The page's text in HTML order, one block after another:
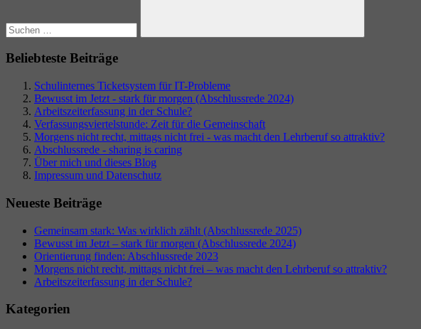
Suchen
Beliebteste Beiträge
Schulinternes Ticketsystem für IT-Probleme
Bewusst im Jetzt - stark für morgen (Abschlussrede 2024)
Arbeitszeiterfassung in der Schule?
Verfassungsviertelstunde: Zeit für die Gemeinschaft
Morgens nicht recht, mittags nicht frei - was macht den Lehrberuf so attraktiv?
Abschlussrede - sharing is caring
Über mich und dieses Blog
Impressum und Datenschutz
Neueste Beiträge
Gemeinsam stark: Was wirklich zählt (Abschlussrede 2025)
Bewusst im Jetzt – stark für morgen (Abschlussrede 2024)
Orientierung finden: Abschlussrede 2023
Morgens nicht recht, mittags nicht frei – was macht den Lehrberuf so attraktiv?
Arbeitszeiterfassung in der Schule?
Kategorien